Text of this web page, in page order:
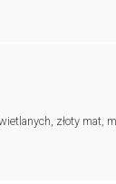
złoty mat,